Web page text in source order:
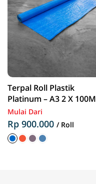
Terpal Roll Plastik
Platinum – A3 2 X 100M
Mulai Dari
Rp 900.000 / Roll